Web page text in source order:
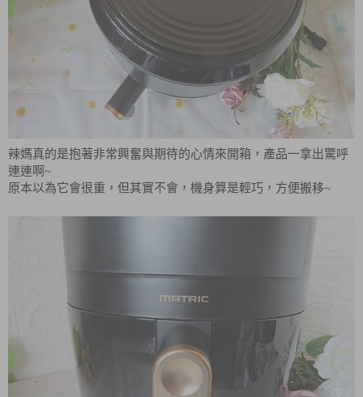
辣媽真的是抱著非常興奮與期待的心情來開箱，產品一拿出驚呼
連連啊~
原本以為它會很重，但其實不會，機身算是輕巧，方便搬移~